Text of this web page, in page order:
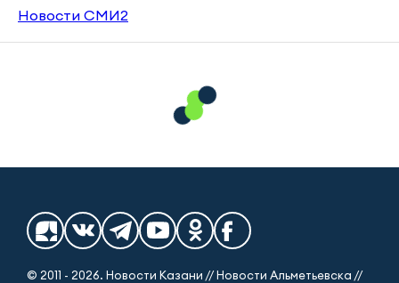
Новости СМИ2
© 2011 - 2026. Новости Казани // Новости Альметьевска //